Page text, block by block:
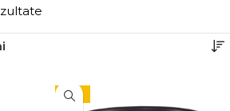
-15%